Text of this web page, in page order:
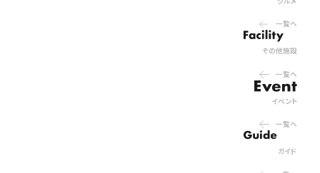
一覧へ
その他施設
一覧へ
イベント
一覧へ
ガイド